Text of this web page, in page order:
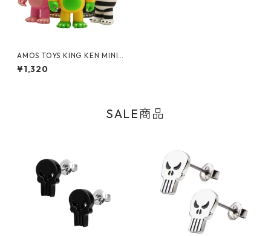
AMOS TOYS KING KEN MINI S
eries2 フィギュア エイモスト
イ キングケン
¥1,320
SALE商品